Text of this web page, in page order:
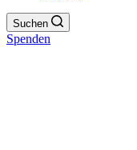
Suchen
Spenden